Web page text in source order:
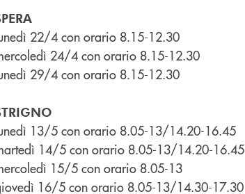
22/4 con orario 8.15-12.30
24/4 con orario 8.15-12.30
29/4 con orario 8.15-12.30
13/5 con orario 8.05-13/14.20-16.45
14/5 con orario 8.05-13/14.20-16.45
15/5 con orario 8.05-13
16/5 con orario 8.05-13/14.30-17.30